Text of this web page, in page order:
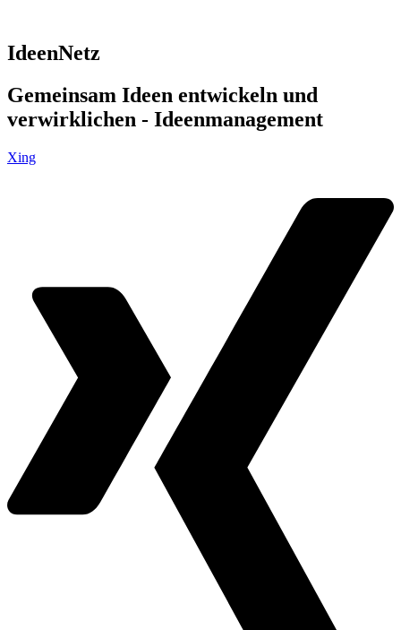
IdeenNetz
Gemeinsam Ideen entwickeln und
verwirklichen - Ideenmanagement
Xing